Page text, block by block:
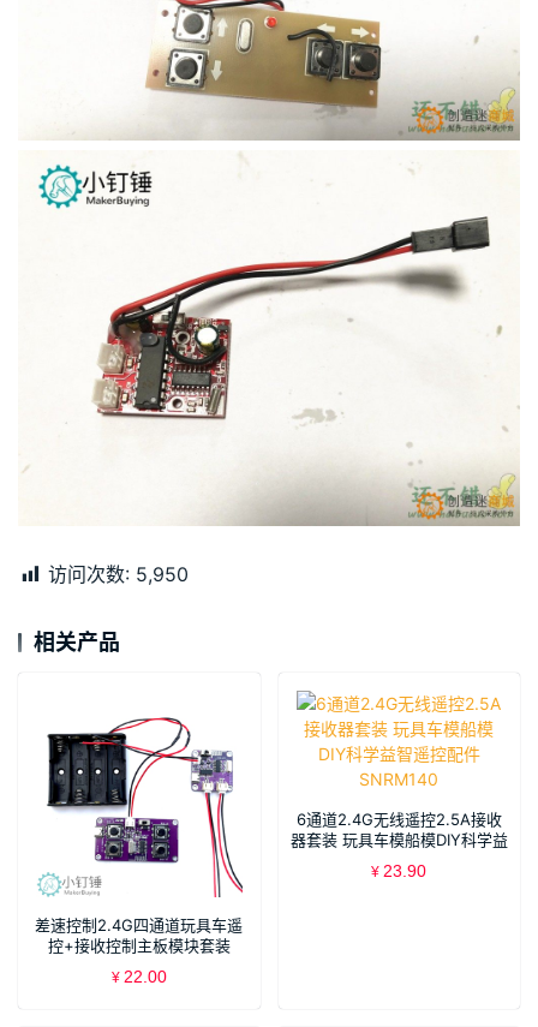
访问次数: 5,950
相关产品
差速控制2.4G四通道玩具车遥
控+接收控制主板模块套装
¥ 22.00
6通道2.4G无线遥控2.5A接收
器套装 玩具车模船模DIY科学益
智遥控配件 SNRM140
¥ 23.90